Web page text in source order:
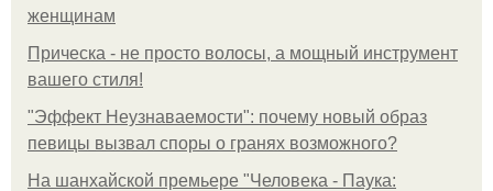
женщинам
Прическа - не просто волосы, а мощный инструмент
вашего стиля!
"Эффект Неузнаваемости": почему новый образ
певицы вызвал споры о гранях возможного?
На шанхайской премьере "Человека - Паука: